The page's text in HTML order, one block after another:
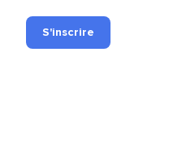
S'inscrire